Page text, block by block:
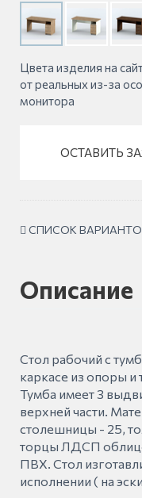
Цвета изделия на
от реальных из-за
монитора
ОСТАВИТЬ
СПИСОК
Описание
Стол рабочий с
каркасе из опоры
Тумба имеет 3
верхней части.
столешницы - 25,
торцы ЛДСП
ПВХ. Стол
исполнении ( на